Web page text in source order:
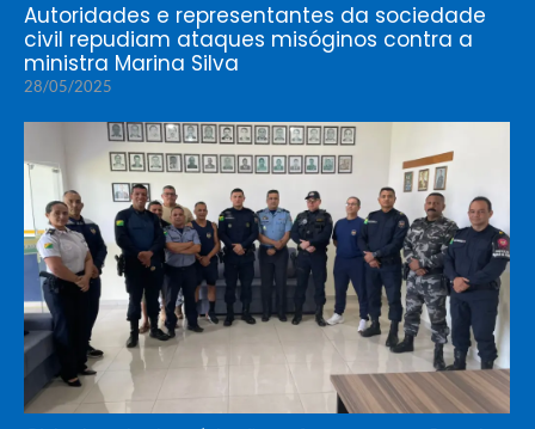
Autoridades e representantes da sociedade
civil repudiam ataques misóginos contra a
ministra Marina Silva
28/05/2025